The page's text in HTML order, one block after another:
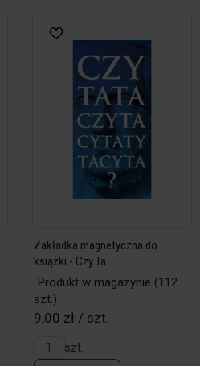
Zakładka magnetyczna do
książki - Czy Ta...
Produkt w magazynie (112
szt.)
9,00 zł / szt.
szt.